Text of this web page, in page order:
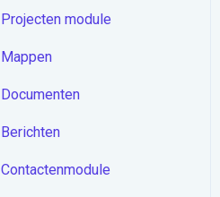
Projecten module
Mappen
Documenten
Berichten
Contactenmodule